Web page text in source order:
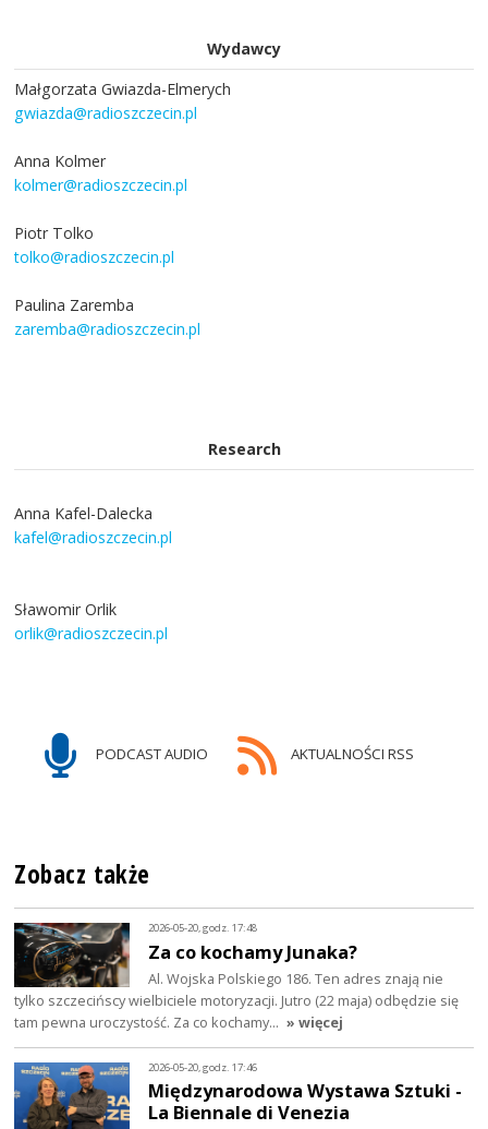
Wydawcy
Małgorzata Gwiazda-Elmerych
gwiazda@radioszczecin.pl
Anna Kolmer
kolmer@radioszczecin.pl
Piotr Tolko
tolko@radioszczecin.pl
Paulina Zaremba
zaremba@radioszczecin.pl
Research
Anna Kafel-Dalecka
kafel@radioszczecin.pl
Sławomir Orlik
orlik@radioszczecin.pl
PODCAST AUDIO AKTUALNOŚCI RSS
Zobacz także
2026-05-20, godz. 17:48
Za co kochamy Junaka?
Al. Wojska Polskiego 186. Ten adres znają nie
tylko szczecińscy wielbiciele motoryzacji. Jutro (22 maja) odbędzie się
tam pewna uroczystość. Za co kochamy… » więcej
2026-05-20, godz. 17:46
Międzynarodowa Wystawa Sztuki -
La Biennale di Venezia